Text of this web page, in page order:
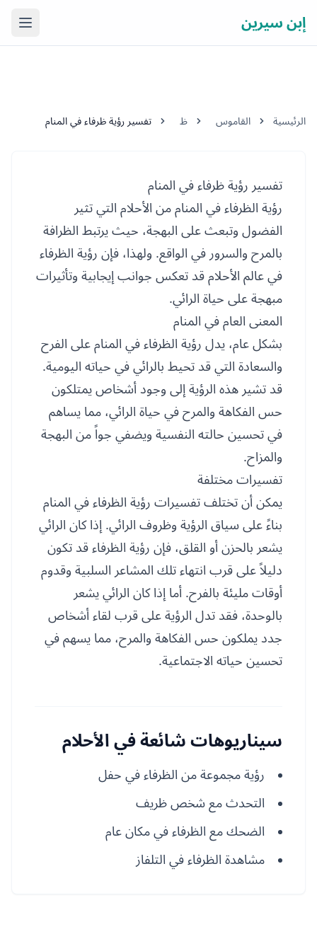
إبن سيرين فتح
الرئيسية القاموس ظ تفسير رؤية ظرفاء في المنام
تفسير رؤية ظرفاء في المنام
رؤية الظرفاء في المنام من الأحلام التي تثير
الفضول وتبعث على البهجة، حيث يرتبط الظرافة
بالمرح والسرور في الواقع. ولهذا، فإن رؤية الظرفاء
في عالم الأحلام قد تعكس جوانب إيجابية وتأثيرات
مبهجة على حياة الرائي.
المعنى العام في المنام
بشكل عام، يدل رؤية الظرفاء في المنام على الفرح
والسعادة التي قد تحيط بالرائي في حياته اليومية.
قد تشير هذه الرؤية إلى وجود أشخاص يمتلكون
حس الفكاهة والمرح في حياة الرائي، مما يساهم
في تحسين حالته النفسية ويضفي جواً من البهجة
والمزاح.
تفسيرات مختلفة
يمكن أن تختلف تفسيرات رؤية الظرفاء في المنام
بناءً على سياق الرؤية وظروف الرائي. إذا كان الرائي
يشعر بالحزن أو القلق، فإن رؤية الظرفاء قد تكون
دليلاً على قرب انتهاء تلك المشاعر السلبية وقدوم
أوقات مليئة بالفرح. أما إذا كان الرائي يشعر
بالوحدة، فقد تدل الرؤية على قرب لقاء أشخاص
جدد يملكون حس الفكاهة والمرح، مما يسهم في
تحسين حياته الاجتماعية.
سيناريوهات شائعة في الأحلام
رؤية مجموعة من الظرفاء في حفل
التحدث مع شخص ظريف
الضحك مع الظرفاء في مكان عام
مشاهدة الظرفاء في التلفاز